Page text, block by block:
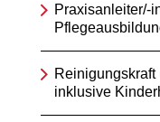
Praxisanleiter/-
Reinigungskraft
inklusive